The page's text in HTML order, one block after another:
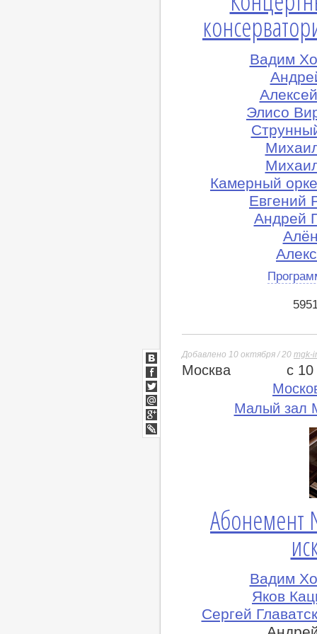
Вадим
Элисо
Камерный
Евгений
Андрей
Добавлено 10 октября / 20 mgk-
Москва
с
Малый зал
Абонемент
Вадим
Яков
Сергей
ВКонтакте
Facebook
Twitter
Мой
Мир
Google+
lj